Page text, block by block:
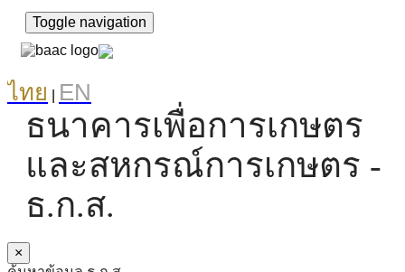
Toggle navigation
ไทย EN
ธนาคารเพื่อการเกษตร
และสหกรณ์การเกษตร -
ธ.ก.ส.
×